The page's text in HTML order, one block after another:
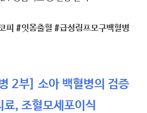
피 #잇몸출혈 #급성림프모구백혈병
2부] 소아 백혈병의 검증
료, 조혈모세포이식